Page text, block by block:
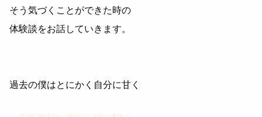
そう気づくことができた時の
体験談をお話していきます。
過去の僕はとにかく自分に甘く